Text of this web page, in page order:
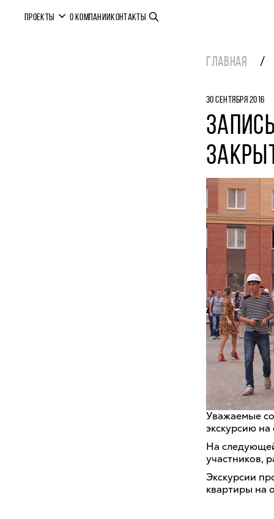
ПРОЕКТЫ О КОМПАНИИКОНТАКТЫ
ГЛАВНАЯ
30 СЕНТЯБРЯ 2016
Уважаемые
экскурсию на
На
участников,
Экскурсии
квартиры на